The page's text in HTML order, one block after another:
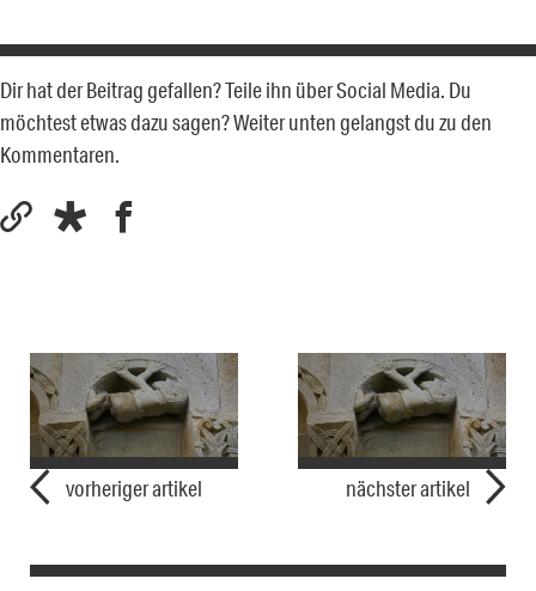
Dir hat der Beitrag gefallen? Teile ihn über Social Media. Du
möchtest etwas dazu sagen? Weiter unten gelangst du zu den
Kommentaren.
vorheriger artikel nächster artikel